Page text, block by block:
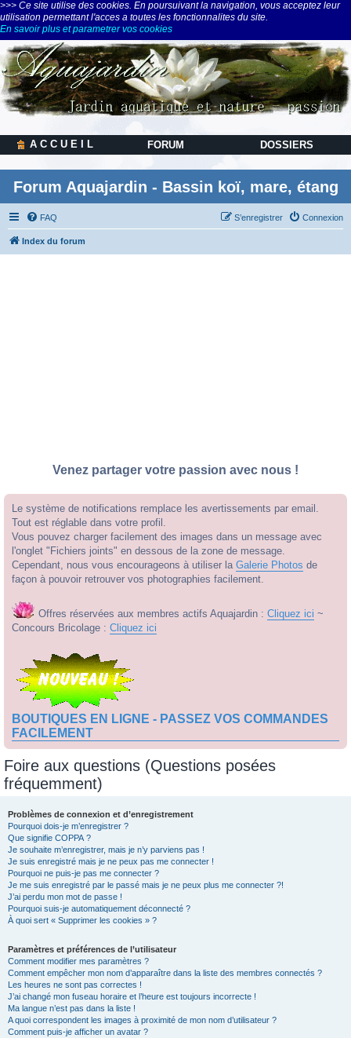
>>> Ce site utilise des cookies. En poursuivant la navigation, vous acceptez leur
utilisation permettant l'acces a toutes les fonctionnalites du site.
En savoir plus et parametrer vos cookies
A C C U E I L FORUM DOSSIERS
Forum Aquajardin - Bassin koï, mare, étang
FAQ Connexion
S’enregistrer
Index du forum
Venez partager votre passion avec nous !
Le système de notifications remplace les avertissements par email.
Tout est réglable dans votre profil.
Vous pouvez charger facilement des images dans un message avec
l'onglet "Fichiers joints" en dessous de la zone de message.
Cependant, nous vous encourageons à utiliser la Galerie Photos de
façon à pouvoir retrouver vos photographies facilement.
Offres réservées aux membres actifs Aquajardin : Cliquez ici ~
Concours Bricolage : Cliquez ici
BOUTIQUES EN LIGNE - PASSEZ VOS COMMANDES
FACILEMENT
Foire aux questions (Questions posées
fréquemment)
Problèmes de connexion et d’enregistrement
Pourquoi dois-je m’enregistrer ?
Que signifie COPPA ?
Je souhaite m’enregistrer, mais je n’y parviens pas !
Je suis enregistré mais je ne peux pas me connecter !
Pourquoi ne puis-je pas me connecter ?
Je me suis enregistré par le passé mais je ne peux plus me connecter ?!
J’ai perdu mon mot de passe !
Pourquoi suis-je automatiquement déconnecté ?
À quoi sert « Supprimer les cookies » ?
Paramètres et préférences de l’utilisateur
Comment modifier mes paramètres ?
Comment empêcher mon nom d’apparaître dans la liste des membres connectés ?
Les heures ne sont pas correctes !
J’ai changé mon fuseau horaire et l’heure est toujours incorrecte !
Ma langue n’est pas dans la liste !
A quoi correspondent les images à proximité de mon nom d’utilisateur ?
Comment puis-je afficher un avatar ?